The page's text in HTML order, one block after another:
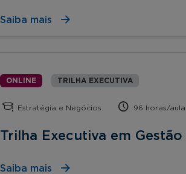
Saiba mais
ONLINE TRILHA EXECUTIVA
Estratégia e Negócios 96 horas/aula
Trilha Executiva em
Saiba mais